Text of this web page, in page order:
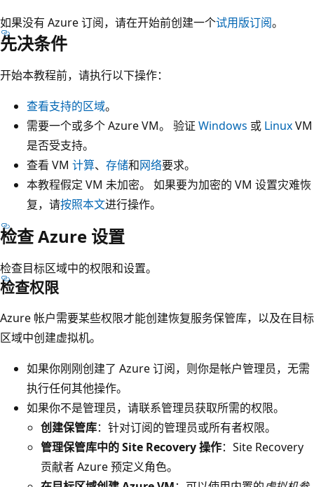
如果没有 Azure 订阅，请在开始前创建一个试用版订阅。
先决条件
开始本教程前，请执行以下操作：
查看支持的区域。
需要一个或多个 Azure VM。 验证 Windows 或 LinuxVM
是否受支持。
查看 VM 计算、 存储和网络要求。
本教程假定 VM 未加密。 如果要为加密的 VM 设置灾难恢
复，请按照本文进行操作。
检查 Azure 设置
检查目标区域中的权限和设置。
检查权限
Azure 帐户需要某些权限才能创建恢复服务保管库，以及在目标
区域中创建虚拟机。
如果你刚刚创建了 Azure 订阅，则你是帐户管理员，无需
执行任何其他操作。
如果你不是管理员，请联系管理员获取所需的权限。
创建保管库：针对订阅的管理员或所有者权限。
管理保管库中的 Site Recovery 操作：Site Recovery
贡献者 Azure 预定义角色。